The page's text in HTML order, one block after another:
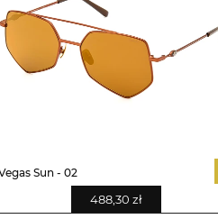
Sun - 02
488,30 zł